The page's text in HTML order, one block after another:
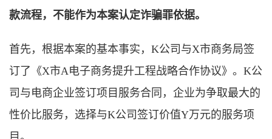
款流程，不能作为本案认定诈骗罪依据。
首先，根据本案的基本事实，K公司与X市商务局签
订了《X市A电子商务提升工程战略合作协议》。K公
司与电商企业签订项目服务合同，企业为争取最大的
性价比服务，选择与K公司签订价值Y万元的服务项
目。